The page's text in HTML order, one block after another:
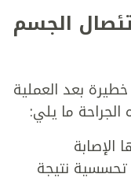
الجسم
بعد العملية
ما يلي:
الإصابة
تحسسية نتيجة